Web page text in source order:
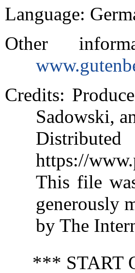
Language:
Other
Credits:
Sadowski,
Distributed
https://
This file
generously
by The
*** START